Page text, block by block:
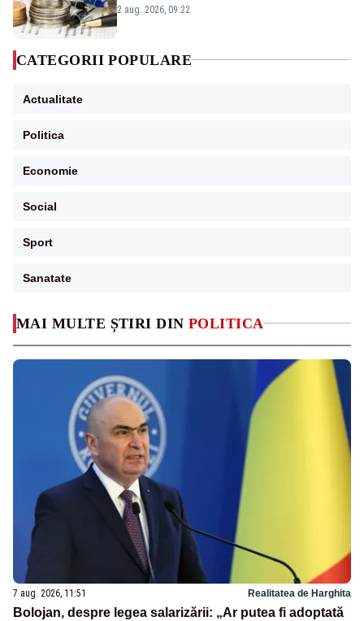
MAI MULTE ȘTIRI DIN POLITICA
7 aug. 2026, 11:51 Realitatea de Harghita
Bolojan, despre legea salarizării: „Ar putea fi adoptată
viitoare?
2 aug. 2026, 09:22
CATEGORII POPULARE
Actualitate
Politica
Economie
Social
Sport
Sanatate